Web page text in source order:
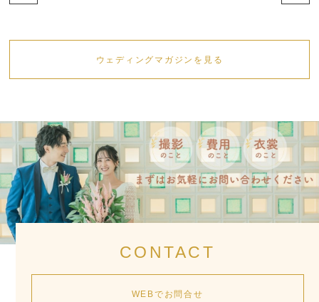
ウェディングマガジンを見る
CONTACT
WEBでお問合せ